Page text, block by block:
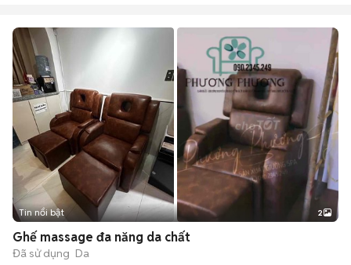
Tin nổi bật 2
Ghế massage đa năng da chất
Đã sử dụng Da